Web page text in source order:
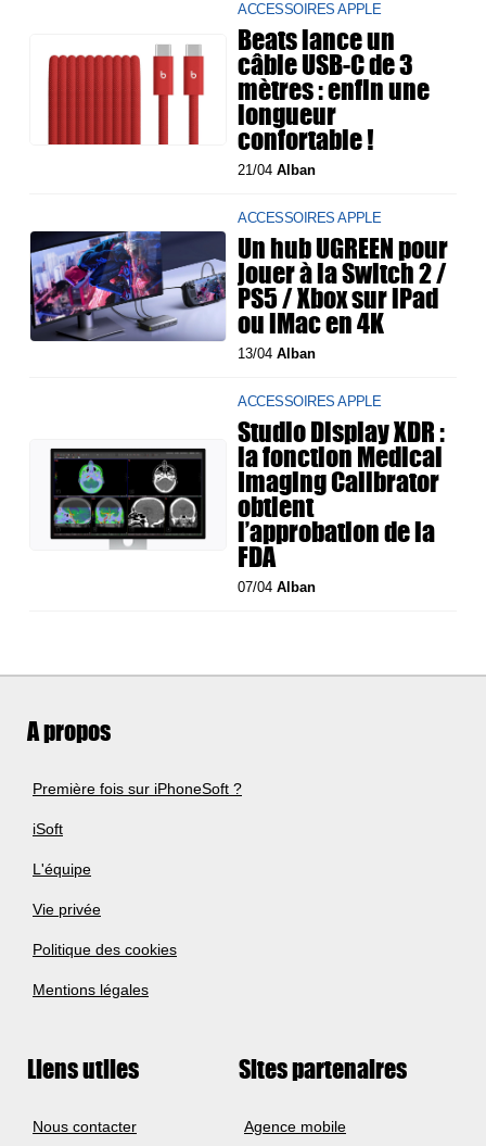
ACCESSOIRES APPLE
Beats lance un
câble USB-C de 3
mètres : enfin une
longueur
confortable !
21/04Alban
ACCESSOIRES APPLE
Un hub UGREEN pour
jouer à la Switch 2 /
PS5 / Xbox sur iPad
ou iMac en 4K
13/04Alban
ACCESSOIRES APPLE
Studio Display XDR :
la fonction Medical
Imaging Calibrator
obtient
l’approbation de la
FDA
07/04Alban
A propos
Première fois sur iPhoneSoft ?
iSoft
L'équipe
Vie privée
Politique des cookies
Mentions légales
Liens utiles
Nous contacter
Sites partenaires
Agence mobile